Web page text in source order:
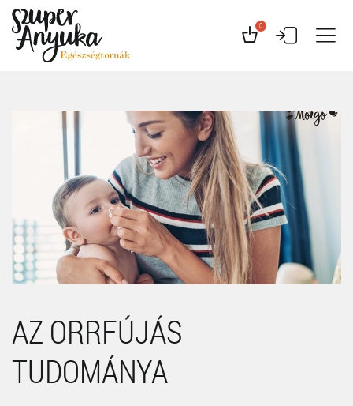
0
AZ ORRFÚJÁS
TUDOMÁNYA